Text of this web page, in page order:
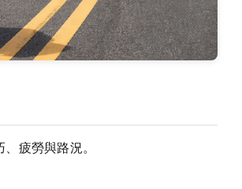
疲勞與路況。